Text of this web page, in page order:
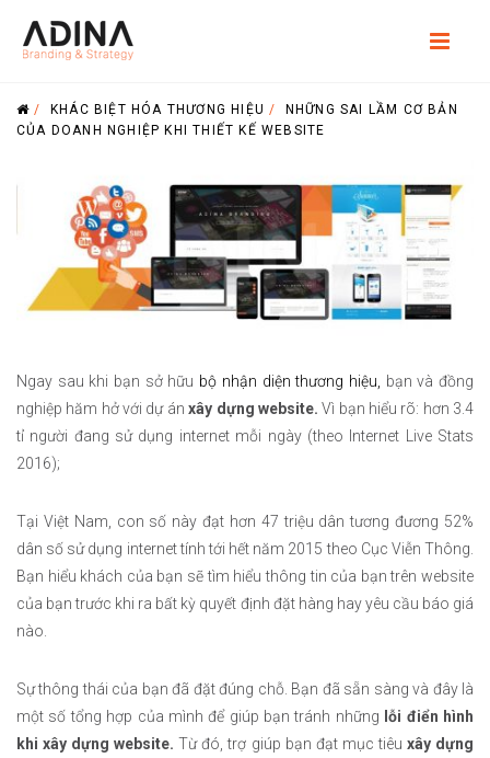
/ KHÁC BIỆT HÓA THƯƠNG HIỆU /
NHỮNG SAI LẦM CƠ BẢN
CỦA DOANH NGHIỆP KHI THIẾT KẾ WEBSITE
Ngay sau khi bạn sở hữu bộ nhận diện thương hiệu, bạn và đồng
nghiệp hăm hở với dự ánxây dựng website.Vì bạn hiểu rõ: hơn 3.4
tỉ người đang sử dụng internet mỗi ngày (theo Internet Live Stats
2016);
Tại Việt Nam, con số này đạt hơn 47 triệu dân tương đương 52%
dân số sử dụng internet tính tới hết năm 2015 theo Cục Viễn Thông.
Bạn hiểu khách của bạn sẽ tìm hiểu thông tin của bạn trên website
của bạn trước khi ra bất kỳ quyết định đặt hàng hay yêu cầu báo giá
nào.
Sự thông thái của bạn đã đặt đúng chỗ. Bạn đã sẵn sàng và đây là
một số tổng hợp của mình để giúp bạn tránh những lỗi điển hình
khi xây dựng website.Từ đó, trợ giúp bạn đạt mục tiêu xây dựng